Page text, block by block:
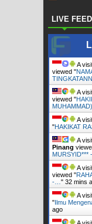
LIVE FEED
A
viewed "
A
viewed "
A
"HAKIKAT
A
Pinang
MURSYID***
A
viewed "
-… " 32 mins
A
"Ilmu
ago